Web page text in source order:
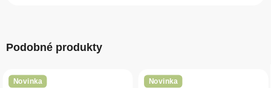
Podobné produkty
Novinka Novinka